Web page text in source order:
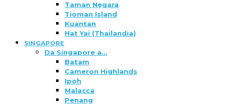
Taman Negara
Tioman Island
Kuantan
Hat Yai (Thailandia)
SINGAPORE
Da Singapore a…
Batam
Cameron Highlands
Ipoh
Malacca
Penang